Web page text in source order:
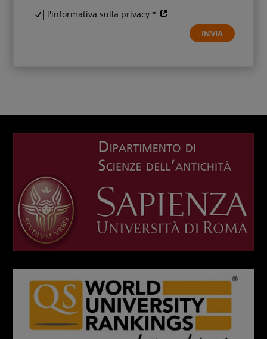
l'informativa sulla privacy *
INVIA